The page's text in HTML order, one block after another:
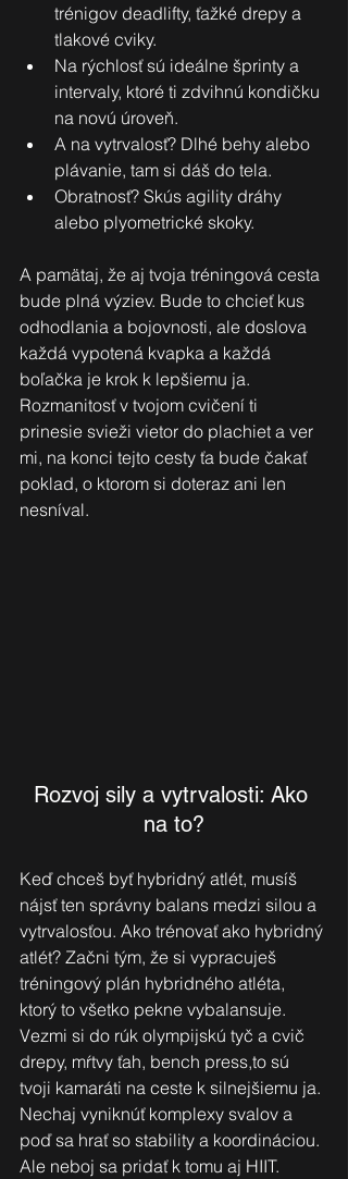
trénigov deadlifty, ťažké drepy a
tlakové cviky.
Na rýchlosť sú ideálne šprinty a
intervaly, ktoré ti zdvihnú kondičku
na novú úroveň.
A na vytrvalosť? Dlhé behy alebo
plávanie, tam si dáš do tela.
Obratnosť? Skús agility dráhy
alebo plyometrické skoky.
A pamätaj, že aj tvoja tréningová cesta
bude plná výziev. Bude to chcieť kus
odhodlania a bojovnosti, ale doslova
každá vypotená kvapka a každá
boľačka je krok k lepšiemu ja.
Rozmanitosť v tvojom cvičení ti
prinesie svieži vietor do plachiet a ver
mi, na konci tejto cesty ťa bude čakať
poklad, o ktorom si doteraz ani len
nesníval.
Rozvoj sily a vytrvalosti: Ako
na to?
Keď chceš byť hybridný atlét, musíš
nájsť ten správny balans medzi silou a
vytrvalosťou. Ako trénovať ako hybridný
atlét? Začni tým, že si vypracuješ
tréningový plán hybridného atléta,
ktorý to všetko pekne vybalansuje.
Vezmi si do rúk olympijskú tyč a cvič
drepy, mŕtvy ťah, bench press,to sú
tvoji kamaráti na ceste k silnejšiemu ja.
Nechaj vyniknúť komplexy svalov a
poď sa hrať so stability a koordináciou.
Ale neboj sa pridať k tomu aj HIIT.